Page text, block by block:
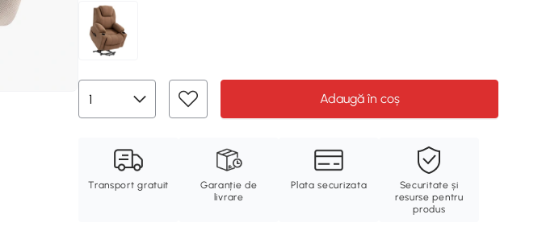
Adaugă în coș
Transport gratuit
Garanție de
livrare
Plata securizata
Securitate și
resurse pentru
produs